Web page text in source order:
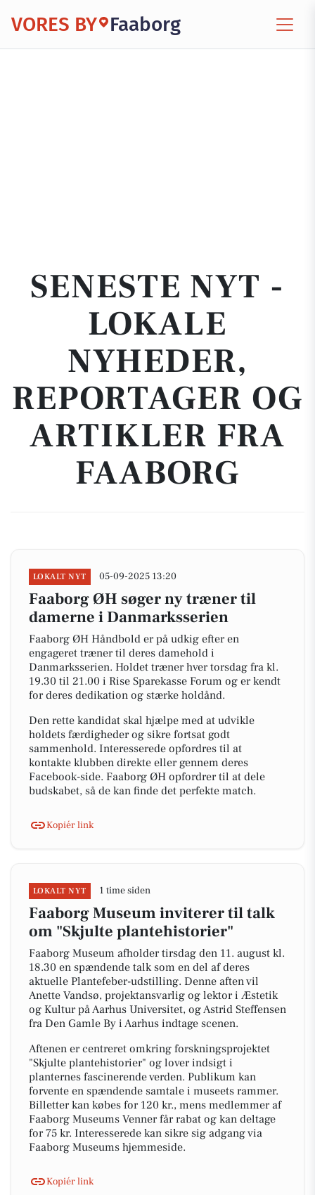
VORES BY Faaborg
SENESTE NYT -
LOKALE
NYHEDER,
REPORTAGER OG
ARTIKLER FRA
FAABORG
LOKALT NYT 05-09-2025 13:20
Faaborg ØH søger ny træner til
damerne i Danmarksserien
Faaborg ØH Håndbold er på udkig efter en
engageret træner til deres damehold i
Danmarksserien. Holdet træner hver torsdag fra kl.
19.30 til 21.00 i Rise Sparekasse Forum og er kendt
for deres dedikation og stærke holdånd.
Den rette kandidat skal hjælpe med at udvikle
holdets færdigheder og sikre fortsat godt
sammenhold. Interesserede opfordres til at
kontakte klubben direkte eller gennem deres
Facebook-side. Faaborg ØH opfordrer til at dele
budskabet, så de kan finde det perfekte match.
Kopiér link
LOKALT NYT 1 time siden
Faaborg Museum inviterer til talk
om "Skjulte plantehistorier"
Faaborg Museum afholder tirsdag den 11. august kl.
18.30 en spændende talk som en del af deres
aktuelle Plantefeber-udstilling. Denne aften vil
Anette Vandsø, projektansvarlig og lektor i Æstetik
og Kultur på Aarhus Universitet, og Astrid Steffensen
fra Den Gamle By i Aarhus indtage scenen.
Aftenen er centreret omkring forskningsprojektet
"Skjulte plantehistorier" og lover indsigt i
planternes fascinerende verden. Publikum kan
forvente en spændende samtale i museets rammer.
Billetter kan købes for 120 kr., mens medlemmer af
Faaborg Museums Venner får rabat og kan deltage
for 75 kr. Interesserede kan sikre sig adgang via
Faaborg Museums hjemmeside.
Kopiér link